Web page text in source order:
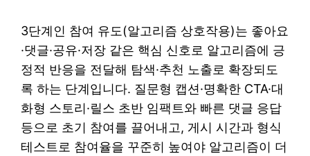
3단계인 참여 유도(알고리즘 상호작용)는 좋아요
·댓글·공유·저장 같은 핵심 신호로 알고리즘에 긍
정적 반응을 전달해 탐색·추천 노출로 확장되도
록 하는 단계입니다. 질문형 캡션·명확한 CTA·대
화형 스토리·릴스 초반 임팩트와 빠른 댓글 응답
등으로 초기 참여를 끌어내고, 게시 시간과 형식
테스트로 참여율을 꾸준히 높여야 알고리즘이 더